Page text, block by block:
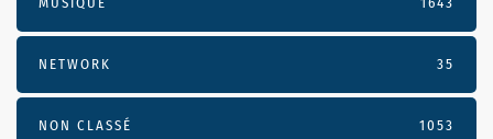
NETWORK 35
NON CLASSÉ 1053